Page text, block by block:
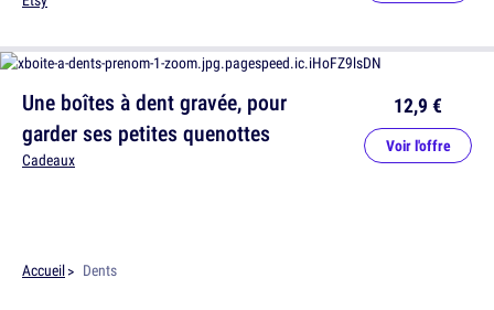
Une boîtes à dent gravée, pour
garder ses petites quenottes
Cadeaux
12,9 €
Voir l'offre
Accueil Dents